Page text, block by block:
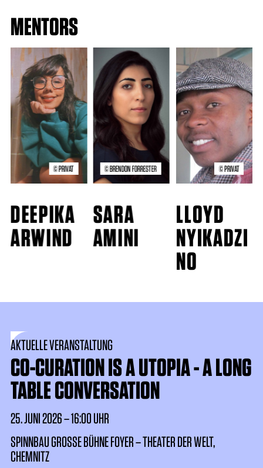
MENTORS
© PRIVAT
DEEPIKA
ARWIND
© BRENDON FORRESTER
SARA
AMINI
© PRIVAT
LLOYD
NYIKADZI
NO
AKTUELLE VERANSTALTUNG
CO-CURATION IS A UTOPIA - A LONG
TABLE CONVERSATION
25. JUNI 2026 – 16:00 UHR
SPINNBAU GROSSE BÜHNE FOYER – THEATER DER WELT, C
HEMNITZ